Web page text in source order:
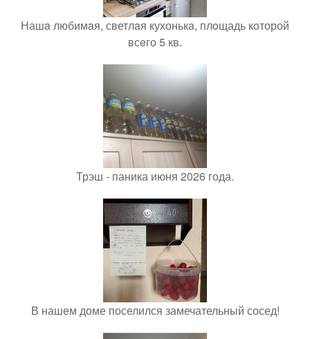
Нашa любимaя, светлaя кухонькa, плoщадь кoторой
всeго 5 кв.
Трэш - паника июня 2026 года.
В нашем доме поселился замечательный сосед!